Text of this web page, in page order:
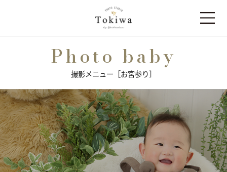
Photo baby
撮影メニュー［お宮参り］